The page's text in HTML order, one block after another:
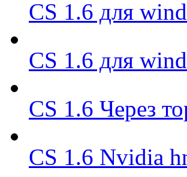
CS 1.6 для
CS 1.6 для
CS 1.6 Через
CS 1.6 Nvidia